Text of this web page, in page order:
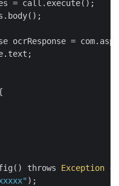
= call.execute();
ocrResponse =
throws Exception {
);